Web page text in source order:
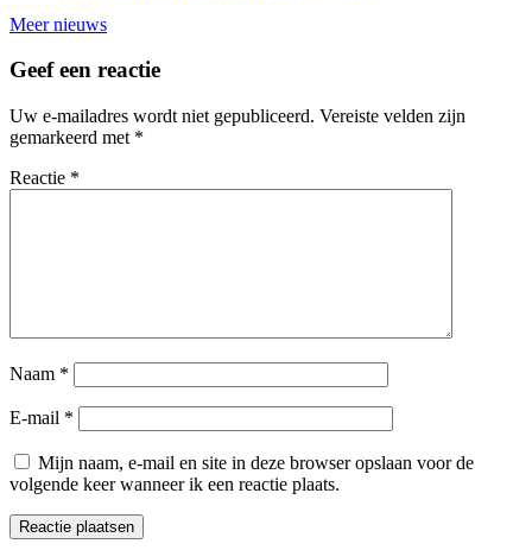
Meer nieuws
Geef een reactie
Uw e-mailadres wordt niet gepubliceerd. Vereiste velden zijn
gemarkeerd met *
Reactie *
Naam *
E-mail *
Mijn naam, e-mail en site in deze browser opslaan voor de
volgende keer wanneer ik een reactie plaats.